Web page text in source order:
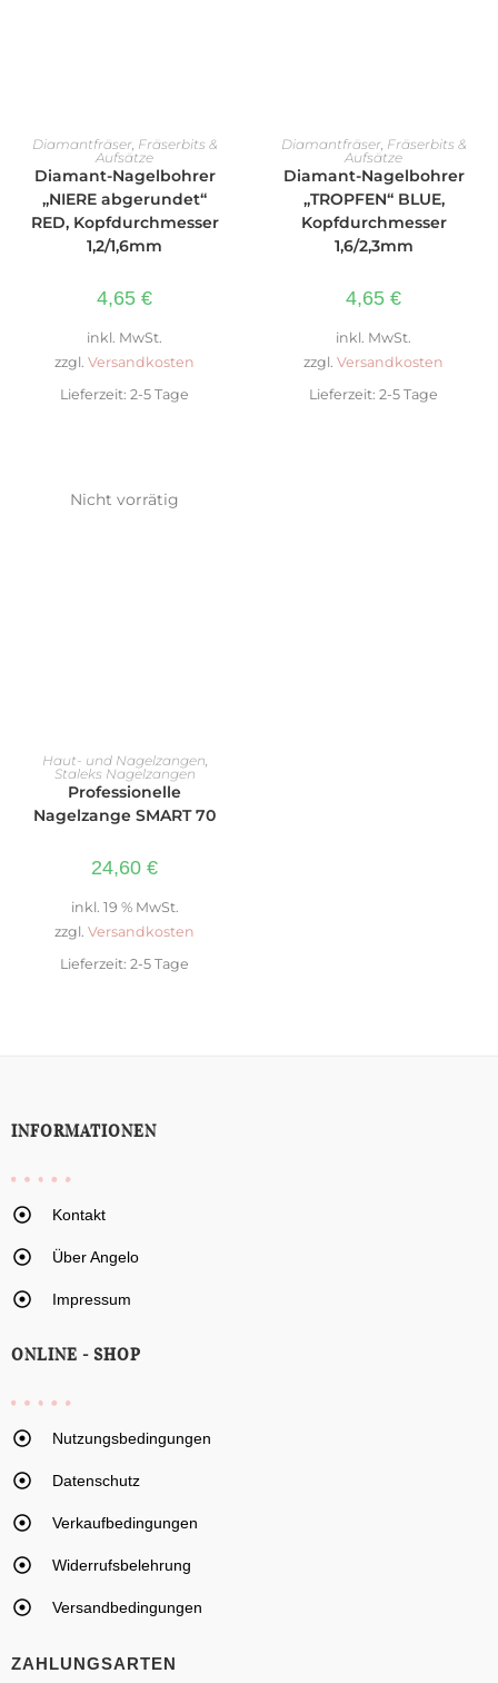
AUSFÜHRUNG WÄHLEN
Diamantfräser, Fräserbits &
Aufsätze
Diamant-Nagelbohrer
„NIERE abgerundet“
RED, Kopfdurchmesser
1,2/1,6mm
4,65 €
inkl. MwSt.
zzgl. Versandkosten
Lieferzeit: 2-5 Tage
AUSFÜHRUNG WÄHLEN
Diamantfräser, Fräserbits &
Aufsätze
Diamant-Nagelbohrer
„TROPFEN“ BLUE,
Kopfdurchmesser
1,6/2,3mm
4,65 €
inkl. MwSt.
zzgl. Versandkosten
Lieferzeit: 2-5 Tage
Nicht vorrätig
WEITERLESEN
Haut- und Nagelzangen
Staleks Nagelzangen
Professionelle
Nagelzange SMART 70
24,60 €
inkl. 19 % MwSt.
zzgl. Versandkosten
Lieferzeit: 2-5 Tage
INFORMATIONEN
Kontakt
Über Angelo
Impressum
ONLINE - SHOP
Nutzungsbedingungen
Datenschutz
Verkaufbedingungen
Widerrufsbelehrung
Versandbedingungen
ZAHLUNGSARTEN